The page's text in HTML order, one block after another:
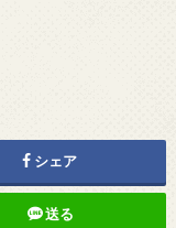
シェア
送る